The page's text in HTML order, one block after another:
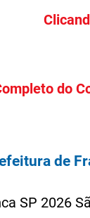
do
de
SP 2026